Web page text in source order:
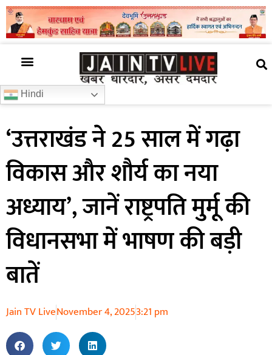
Hindi
‘उत्तराखंड ने 25 साल में गढ़ा
विकास और शौर्य का नया
अध्याय’, जानें राष्ट्रपति मुर्मू की
विधानसभा में भाषण की बड़ी
बातें
Jain TV LiveNovember 4, 20253:21 pm